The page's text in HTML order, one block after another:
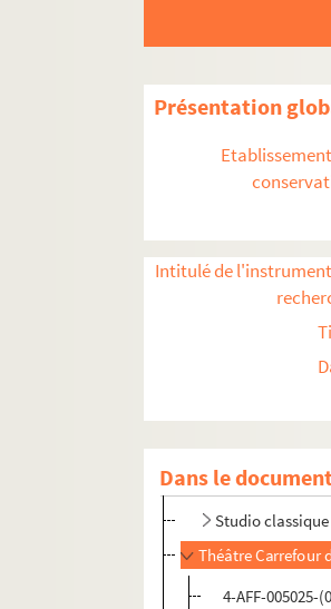
Présentation
Intitulé de
Dans le
4-AFF-005158.
Le Nouvel
Organisation
Le Pepac
Pinder
La Queue du chat
La Salamandre
Studio classique
Théâtre Carrefour
4-AFF-005025-